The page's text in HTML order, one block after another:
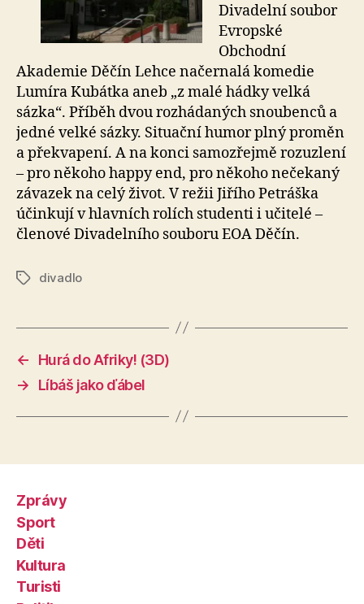
Divadelní soubor
Evropské
Obchodní
Akademie Děčín Lehce načernalá komedie
Lumíra Kubátka aneb „z malé hádky velká
sázka“. Příběh dvou rozhádaných snoubenců a
jedné velké sázky. Situační humor plný proměn
a překvapení. A na konci samozřejmě rozuzlení
– pro někoho happy end, pro někoho nečekaný
závazek na celý život. V režii Jiřího Petráška
účinkují v hlavních rolích studenti i učitelé –
členové Divadelního souboru EOA Děčín.
Štítkydivadlo
←
Hurá do Afriky! (3D)
→
Líbáš jako ďábel
Zprávy
Sport
Děti
Kultura
Turisti